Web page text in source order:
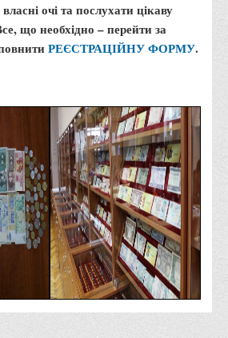
студентів
переведення здобувачів вищої освіти на
державного замовлення
старосту академічної групи
оцінювання результатів навчання
освіти
очі та послухати цікаву
що необхідно – перейти за
РЕЄСТРАЦІЙНУ ФОРМУ.